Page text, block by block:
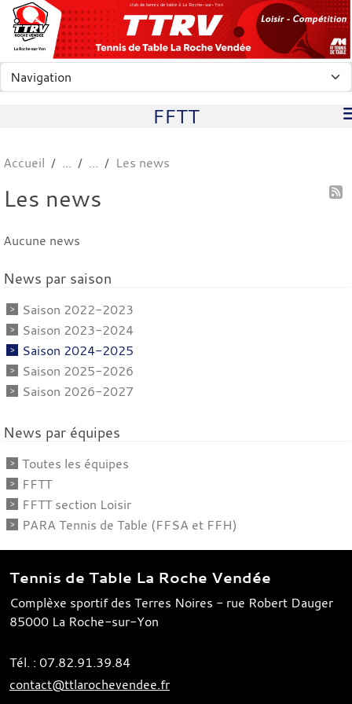
club de tennis de table à La Roche-sur-Yon
FFTT
Accueil Les news
Les news
Aucune news
News par saison
Saison 2022-2023
Saison 2023-2024
Saison 2024-2025
Saison 2025-2026
Saison 2026-2027
News par équipes
Toutes les équipes
FFTT
FFTT section Loisir
PARA Tennis de Table (FFSA et FFH)
Tennis de Table La Roche Vendée
Complèxe sportif des Terres Noires - rue Robert Dauger
85000 La Roche-sur-Yon
Tél. : 07.82.91.39.84
contact@ttlarochevendee.fr
Panneau de gestion des cookies